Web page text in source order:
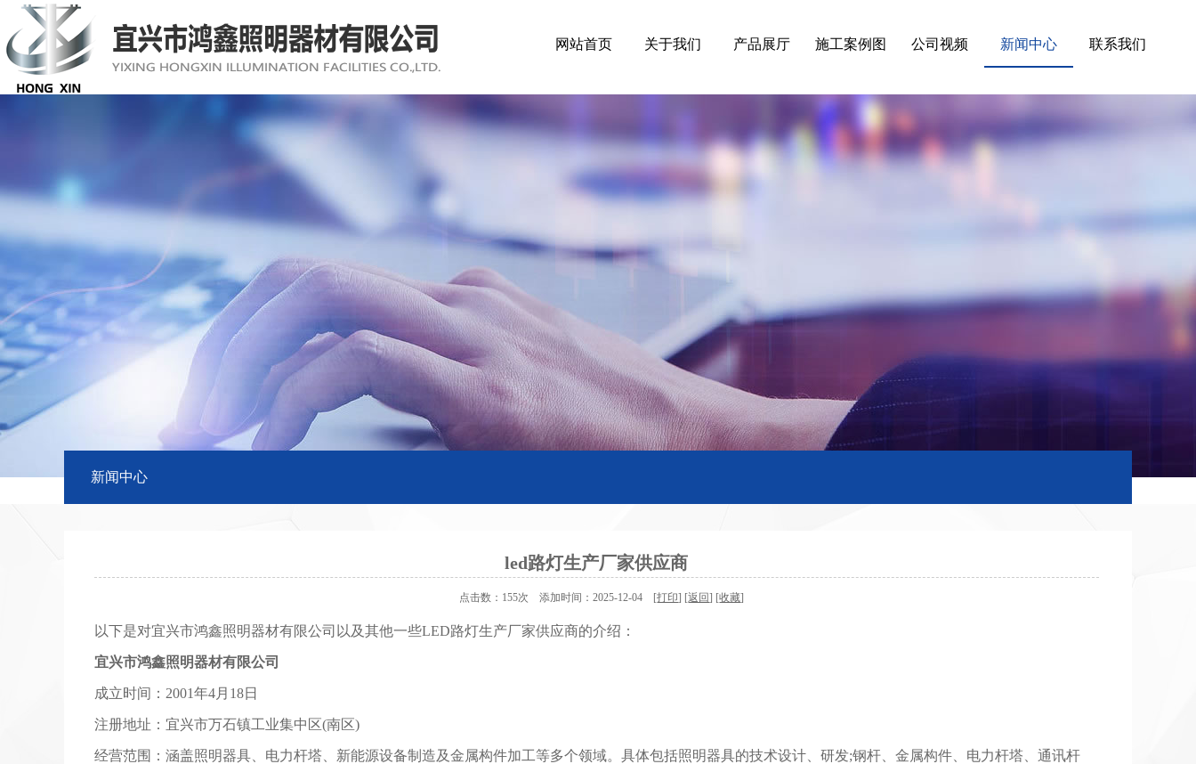
网站首页 关于我们 产品展厅 施工案例图 公司视频 新闻中心 联系我们
新闻中心
led路灯生产厂家供应商
点击数：155次 添加时间：2025-12-04 [打印] [返回] [收藏]
以下是对宜兴市鸿鑫照明器材有限公司以及其他一些LED路灯生产厂家供应商的介绍：
宜兴市鸿鑫照明器材有限公司
成立时间：2001年4月18日
注册地址：宜兴市万石镇工业集中区(南区)
经营范围：涵盖照明器具、电力杆塔、新能源设备制造及金属构件加工等多个领域。具体包括照明器具的技术设计、研发;钢杆、金属构件、电力杆塔、通讯杆